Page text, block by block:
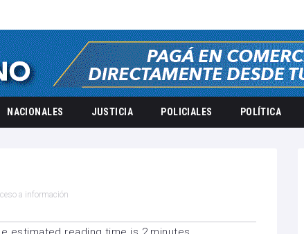
NACIONALES JUSTICIA POLICIALES POLÍTICA
a información